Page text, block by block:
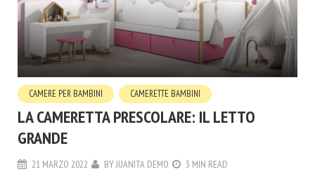
CAMERE PER BAMBINI CAMERETTE BAMBINI
LA CAMERETTA PRESCOLARE: IL LETTO
GRANDE
21 MARZO 2022 BYJUANITA DEMO 3 MIN READ